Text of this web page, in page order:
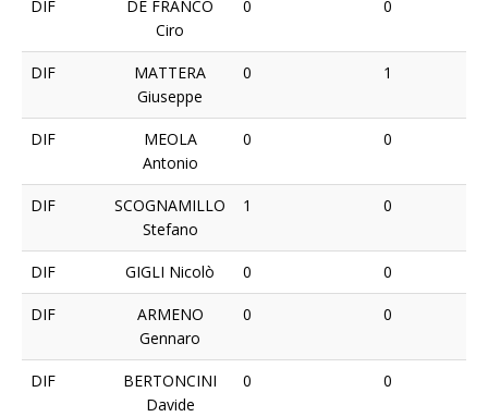
DIF
DE FRANCO
Ciro
0 0
DIF
MATTERA
Giuseppe
0 1
DIF
MEOLA
Antonio
0 0
DIF
SCOGNAMILLO
Stefano
1 0
DIF GIGLI Nicolò 0 0
DIF
ARMENO
Gennaro
0 0
DIF
BERTONCINI
Davide
0 0